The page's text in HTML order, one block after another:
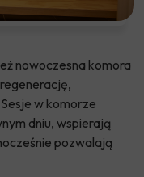
nowoczesna komora
w komorze
dniu, wspierają
pozwalają